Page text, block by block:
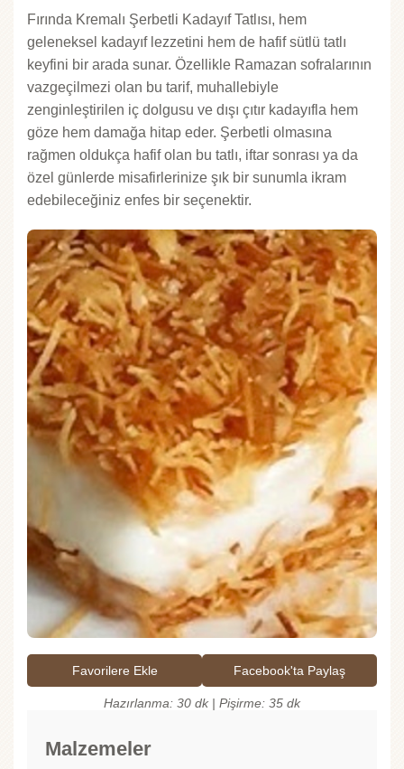
Fırında Kremalı Şerbetli Kadayıf Tatlısı, hem
geleneksel kadayıf lezzetini hem de hafif sütlü tatlı
keyfini bir arada sunar. Özellikle Ramazan sofralarının
vazgeçilmezi olan bu tarif, muhallebiyle
zenginleştirilen iç dolgusu ve dışı çıtır kadayıfla hem
göze hem damağa hitap eder. Şerbetli olmasına
rağmen oldukça hafif olan bu tatlı, iftar sonrası ya da
özel günlerde misafirlerinize şık bir sunumla ikram
edebileceğiniz enfes bir seçenektir.
Favorilere Ekle Facebook'ta Paylaş
Hazırlanma: 30 dk | Pişirme: 35 dk
Malzemeler